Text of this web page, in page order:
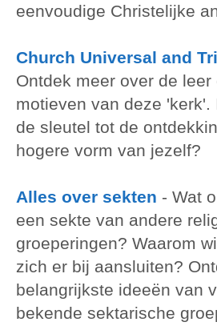
eenvoudige Christelijke
Church Universal and
Ontdek meer over de leer
motieven van deze 'kerk'.
de sleutel tot de
hogere vorm van jezelf?
Alles over sekten - Wat
een sekte van andere
groeperingen? Waarom
zich er bij aansluiten?
belangrijkste ideeën van
bekende sektarische